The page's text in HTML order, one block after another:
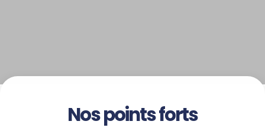
Nos points forts